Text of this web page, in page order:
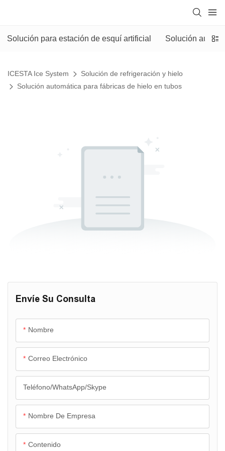
Solución para estación de esquí artificial Solución
ICESTA Ice System
Solución de refrigeración y hielo
Solución automática para fábricas de hielo en tubos
Envíe Su Consulta
Nombre
Correo Electrónico
Teléfono/WhatsApp/Skype
Nombre De Empresa
Contenido